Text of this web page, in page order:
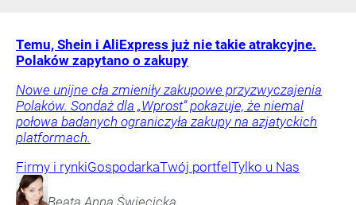
Temu, Shein i AliExpress już nie takie atrakcyjne.
Polaków zapytano o zakupy
Nowe unijne cła zmieniły zakupowe przyzwyczajenia
Polaków. Sondaż dla „Wprost” pokazuje, że niemal
połowa badanych ograniczyła zakupy na azjatyckich
platformach.
Firmy i rynkiGospodarkaTwój portfel Tylko u Nas